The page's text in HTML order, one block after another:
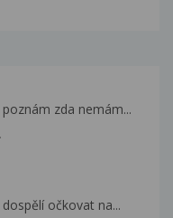
zda nemám...
očkovat na...